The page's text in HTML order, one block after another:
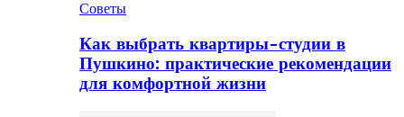
Советы
Как выбрать квартиры-студии в
Пушкино: практические рекомендации
для комфортной жизни